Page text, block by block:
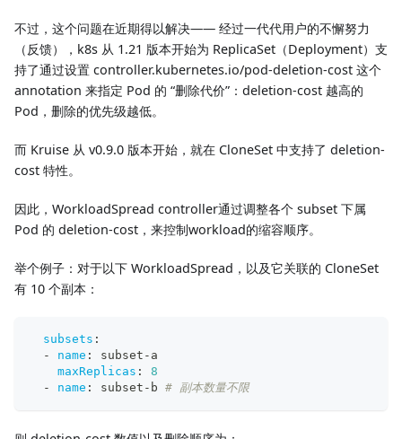
不过，这个问题在近期得以解决—— 经过一代代用户的不懈努力
（反馈），k8s 从 1.21 版本开始为 ReplicaSet（Deployment）支
持了通过设置 controller.kubernetes.io/pod-deletion-cost 这个
annotation 来指定 Pod 的 “删除代价”：deletion-cost 越高的
Pod，删除的优先级越低。
而 Kruise 从 v0.9.0 版本开始，就在 CloneSet 中支持了 deletion-
cost 特性。
因此，WorkloadSpread controller通过调整各个 subset 下属
Pod 的 deletion-cost，来控制workload的缩容顺序。
举个例子：对于以下 WorkloadSpread，以及它关联的 CloneSet
有 10 个副本：
subsets :
-
name : subset - a
maxReplicas :
8
-
name : subset - b # 副本数量不限